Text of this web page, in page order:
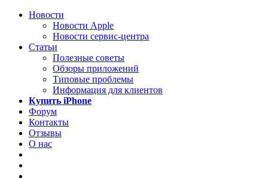
Новости
Новости Apple
Новости сервис-центра
Статьи
Полезные советы
Обзоры приложений
Типовые проблемы
Информация для клиентов
Купить iPhone
Форум
Контакты
Отзывы
О нас